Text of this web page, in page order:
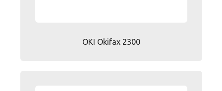
OKI Okifax 2300